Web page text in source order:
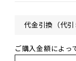
代金引換（代引
ご購入金額によっ